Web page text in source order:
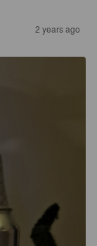
2 years ago